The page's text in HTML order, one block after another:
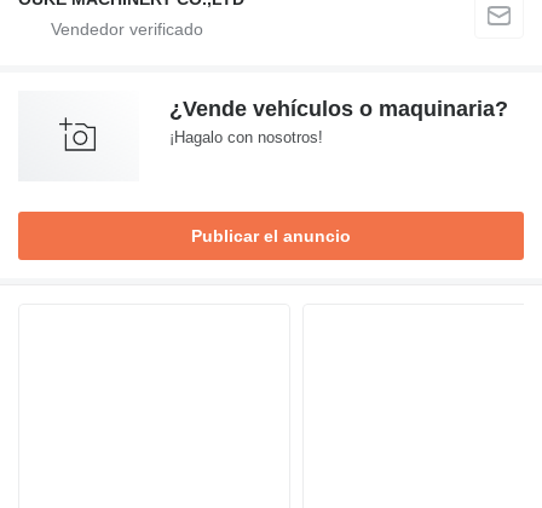
¿Vende vehículos o maquinaria?
¡Hagalo con nosotros!
Publicar el anuncio